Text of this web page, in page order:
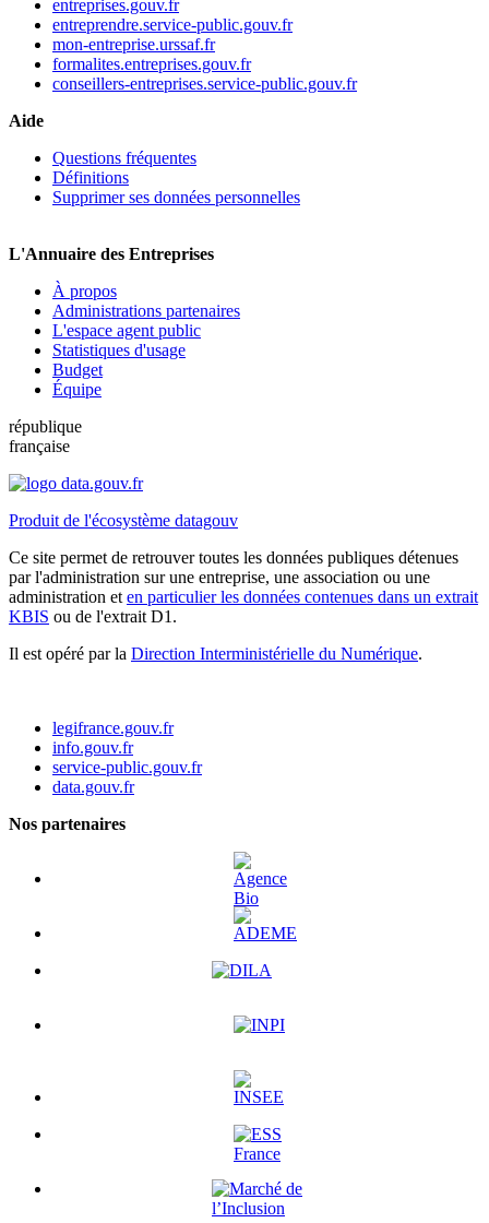
entreprises.gouv.fr
entreprendre.service-public.gouv.fr
mon-entreprise.urssaf.fr
formalites.entreprises.gouv.fr
conseillers-entreprises.service-public.gouv.fr
Aide
Questions fréquentes
Définitions
Supprimer ses données personnelles
L'Annuaire des Entreprises
À propos
Administrations partenaires
L'espace agent public
Statistiques d'usage
Budget
Équipe
république
française
Produit de l'écosystème datagouv
Ce site permet de retrouver toutes les données publiques détenues
par l'administration sur une entreprise, une association ou une
administration et en particulier les données contenues dans un extrait
KBIS ou de l'extrait D1.
Il est opéré par la Direction Interministérielle du Numérique.
legifrance.gouv.fr
info.gouv.fr
service-public.gouv.fr
data.gouv.fr
Nos partenaires